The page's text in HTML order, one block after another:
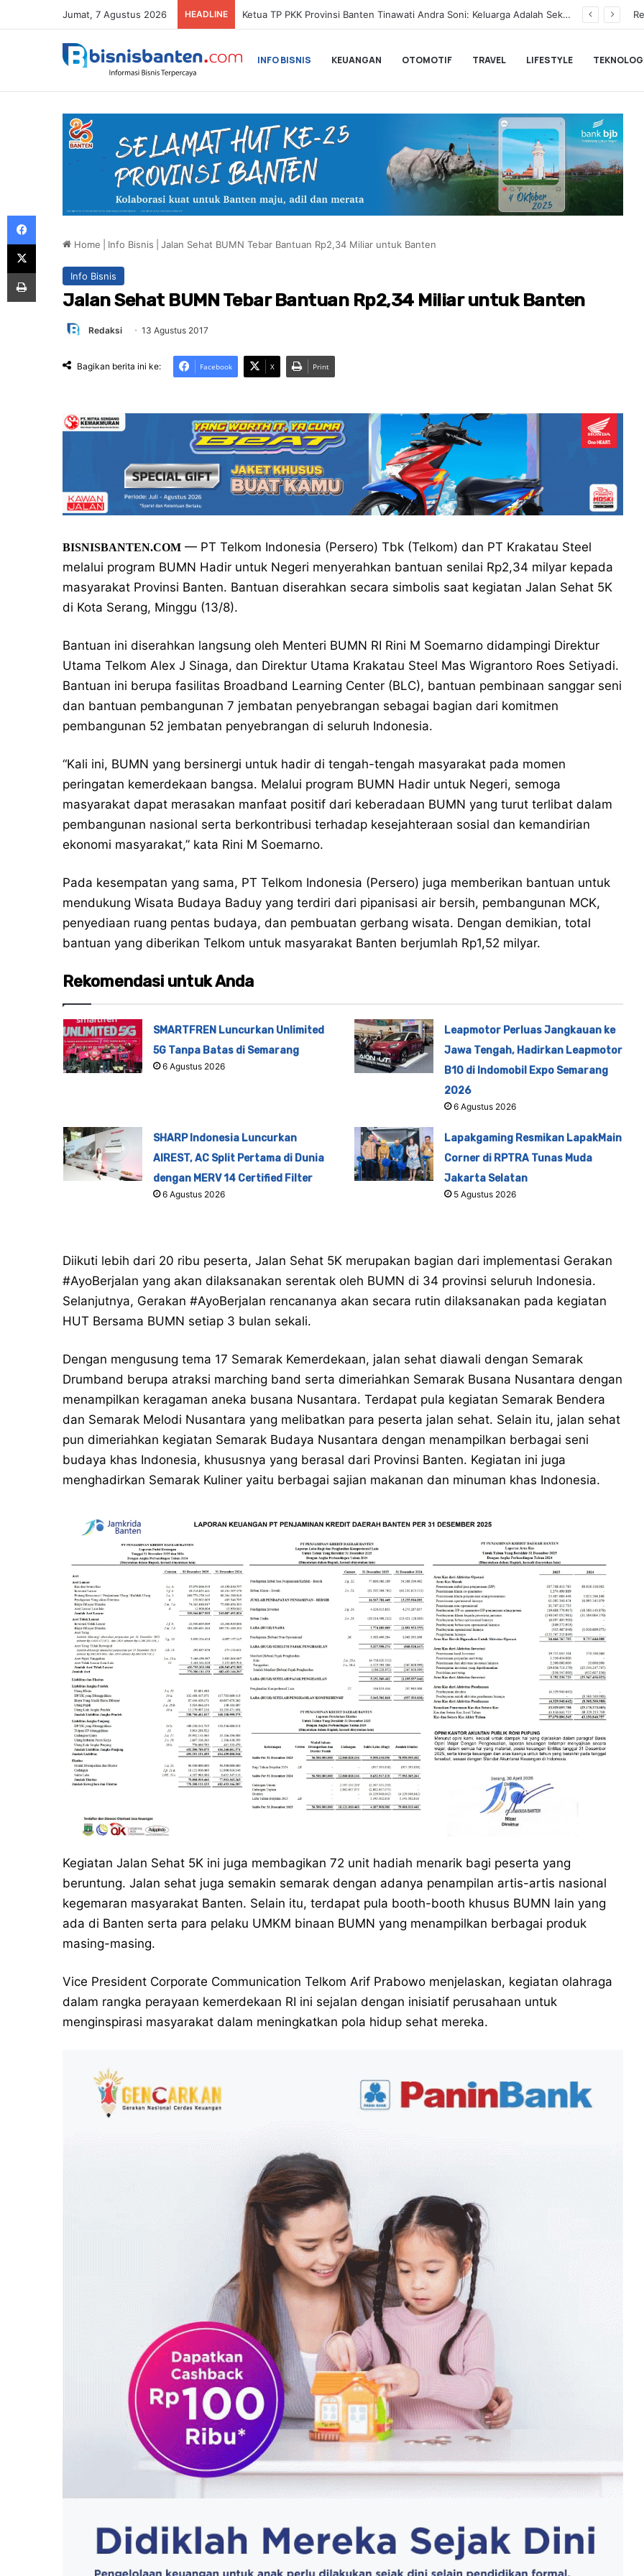
Jumat, 7 Agustus 2026 HEADLINE BLACKPINK Gelar Meet & Greet Spesial Rayakan Anniversary ke-10, Ini Syarat dan Jadwalnya
INFO BISNIS KEUANGAN OTOMOTIF TRAVEL LIFESTYLE
Home Info Bisnis Jalan Sehat BUMN Tebar Bantuan Rp2,34 Miliar untuk Banten
Info Bisnis
Jalan Sehat BUMN Tebar Bantuan Rp2,34 Miliar untuk Banten
Redaksi 13 Agustus 2017
Bagikan berita ini ke: Facebook X Print
BISNISBANTEN.COM — PT Telkom Indonesia (Persero) Tbk (Telkom) dan PT Krakatau Steel
melalui program BUMN Hadir untuk Negeri menyerahkan bantuan senilai Rp2,34 milyar kepada
masyarakat Provinsi Banten. Bantuan diserahkan secara simbolis saat kegiatan Jalan Sehat 5K
di Kota Serang, Minggu (13/8).
Bantuan ini diserahkan langsung oleh Menteri BUMN RI Rini M Soemarno didampingi Direktur
Utama Telkom Alex J Sinaga, dan Direktur Utama Krakatau Steel Mas Wigrantoro Roes Setiyadi.
Bantuan ini berupa fasilitas Broadband Learning Center (BLC), bantuan pembinaan sanggar seni
dan bantuan pembangunan 7 jembatan penyebrangan sebagai bagian dari komitmen
pembangunan 52 jembatan penyebrangan di seluruh Indonesia.
“Kali ini, BUMN yang bersinergi untuk hadir di tengah-tengah masyarakat pada momen
peringatan kemerdekaan bangsa. Melalui program BUMN Hadir untuk Negeri, semoga
masyarakat dapat merasakan manfaat positif dari keberadaan BUMN yang turut terlibat dalam
pembangunan nasional serta berkontribusi terhadap kesejahteraan sosial dan kemandirian
ekonomi masyarakat,” kata Rini M Soemarno.
Pada kesempatan yang sama, PT Telkom Indonesia (Persero) juga memberikan bantuan untuk
mendukung Wisata Budaya Baduy yang terdiri dari pipanisasi air bersih, pembangunan MCK,
penyediaan ruang pentas budaya, dan pembuatan gerbang wisata. Dengan demikian, total
bantuan yang diberikan Telkom untuk masyarakat Banten berjumlah Rp1,52 milyar.
Rekomendasi untuk Anda
SMARTFREN Luncurkan Unlimited
5G Tanpa Batas di Semarang
6 Agustus 2026
Leapmotor Perluas Jangkauan ke
Jawa Tengah, Hadirkan Leapmotor
B10 di Indomobil Expo Semarang
2026
6 Agustus 2026
SHARP Indonesia Luncurkan
AIREST, AC Split Pertama di Dunia
dengan MERV 14 Certified Filter
6 Agustus 2026
Lapakgaming Resmikan LapakMain
Corner di RPTRA Tunas Muda
Jakarta Selatan
5 Agustus 2026
Diikuti lebih dari 20 ribu peserta, Jalan Sehat 5K merupakan bagian dari implementasi Gerakan
#AyoBerjalan yang akan dilaksanakan serentak oleh BUMN di 34 provinsi seluruh Indonesia.
Selanjutnya, Gerakan #AyoBerjalan rencananya akan secara rutin dilaksanakan pada kegiatan
HUT Bersama BUMN setiap 3 bulan sekali.
Dengan mengusung tema 17 Semarak Kemerdekaan, jalan sehat diawali dengan Semarak
Drumband berupa atraksi marching band serta dimeriahkan Semarak Busana Nusantara dengan
menampilkan keragaman aneka busana Nusantara. Terdapat pula kegiatan Semarak Bendera
dan Semarak Melodi Nusantara yang melibatkan para peserta jalan sehat. Selain itu, jalan sehat
pun dimeriahkan kegiatan Semarak Budaya Nusantara dengan menampilkan berbagai seni
budaya khas Indonesia, khususnya yang berasal dari Provinsi Banten. Kegiatan ini juga
menghadirkan Semarak Kuliner yaitu berbagai sajian makanan dan minuman khas Indonesia.
Kegiatan Jalan Sehat 5K ini juga membagikan 72 unit hadiah menarik bagi peserta yang
beruntung. Jalan sehat juga semakin semarak dengan adanya penampilan artis-artis nasional
kegemaran masyarakat Banten. Selain itu, terdapat pula booth-booth khusus BUMN lain yang
ada di Banten serta para pelaku UMKM binaan BUMN yang menampilkan berbagai produk
masing-masing.
Vice President Corporate Communication Telkom Arif Prabowo menjelaskan, kegiatan olahraga
dalam rangka perayaan kemerdekaan RI ini sejalan dengan inisiatif perusahaan untuk
menginspirasi masyarakat dalam meningkatkan pola hidup sehat mereka.
Facebook